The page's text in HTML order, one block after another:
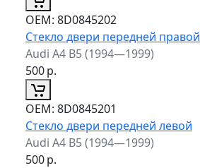
ОЕМ: 8D0845202
Стекло двери передней правой
Audi A4 B5 (1994—1999)
500р.
ОЕМ: 8D0845201
Стекло двери передней левой
Audi A4 B5 (1994—1999)
500р.